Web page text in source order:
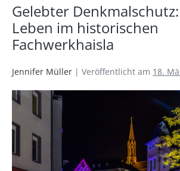
Gelebter
Leben im historischen
Fachwerkhaisla
Jennifer Müller | Veröffentlicht am 18.